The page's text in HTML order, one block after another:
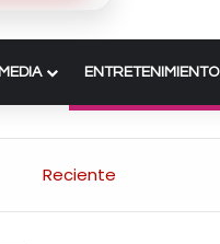
ENTRETENIMIENTO
Reciente